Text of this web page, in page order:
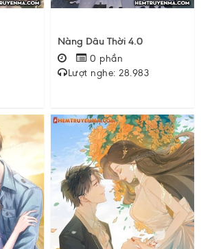
Nàng Dâu Thời 4.0
0 phần
Lượt nghe: 28.983